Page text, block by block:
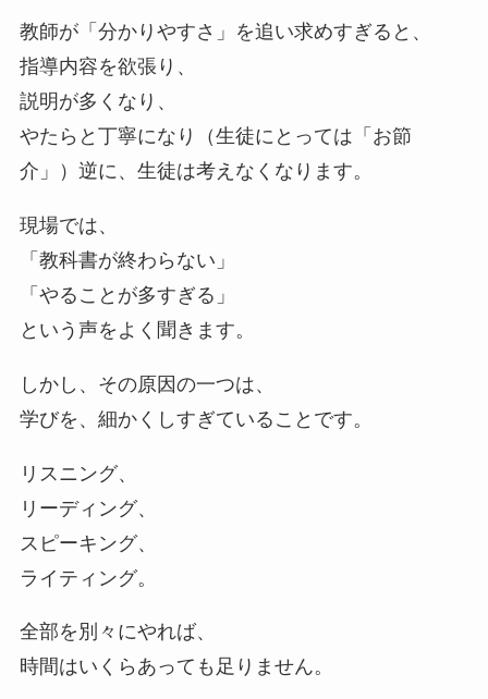
教師が「分かりやすさ」を追い求めすぎると、
指導内容を欲張り、
説明が多くなり、
やたらと丁寧になり（生徒にとっては「お節
介」）逆に、生徒は考えなくなります。
現場では、
「教科書が終わらない」
「やることが多すぎる」
という声をよく聞きます。
しかし、その原因の一つは、
学びを、細かくしすぎていることです。
リスニング、
リーディング、
スピーキング、
ライティング。
全部を別々にやれば、
時間はいくらあっても足りません。